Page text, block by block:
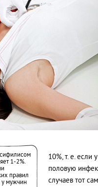
1-2%.
правил
у мужчин
10%, т. е.
половую
случаев тот